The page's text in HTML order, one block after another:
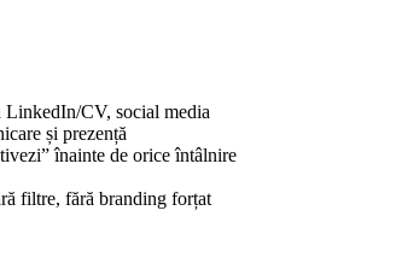
LinkedIn/CV, social media
și prezență
înainte de orice întâlnire
filtre, fără branding forțat